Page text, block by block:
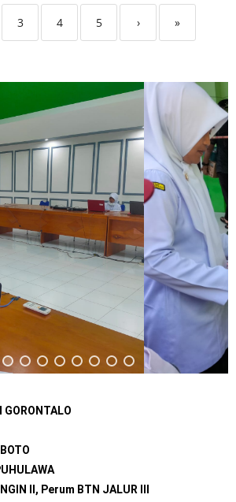
3 4 5 › »
GORONTALO
II, Perum BTN JALUR III